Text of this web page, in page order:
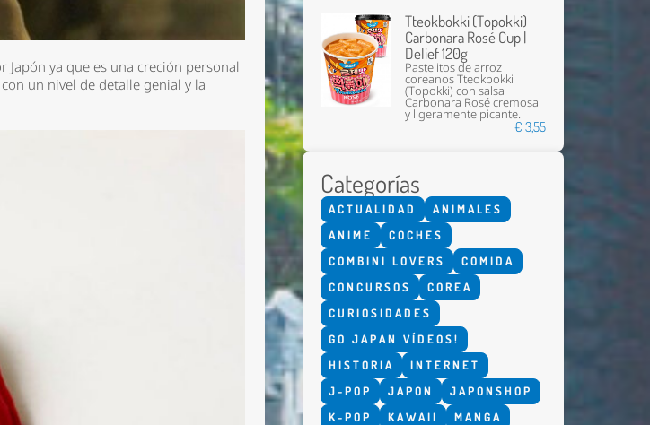
ya que es una creción personal
un nivel de detalle genial y la
Tteokbokki (Topokki)
Carbonara Rosé Cup |
Delief 120g
Pastelitos de arroz
coreanos Tteokbokki
(Topokki) con salsa
Carbonara Rosé cremosa
y ligeramente picante.
€ 3,55
Categorías
ACTUALIDAD
ANIMALES
ANIME
COCHES
COMBINI LOVERS
COMIDA
CONCURSOS
COREA
CURIOSIDADES
GO JAPAN VÍDEOS!
HISTORIA
INTERNET
J-POP
JAPON
JAPONSHOP
K-POP
KAWAII
MANGA
Enviar